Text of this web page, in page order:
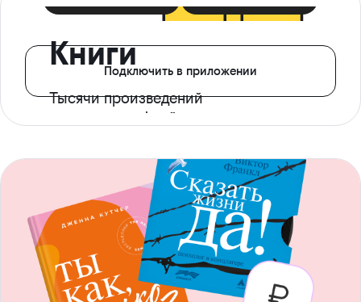
Книги
Тысячи произведений
с доступом офлайн
Подключить в приложении